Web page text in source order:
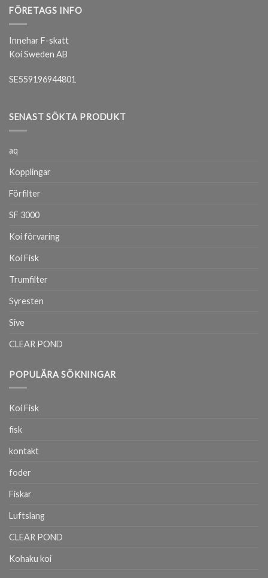
FÖRETAGS INFO
Innehar F-skatt
Koi Sweden AB
SE559196944801
SENAST SÖKTA PRODUKT
aq
Kopplingar
Förfilter
SF 3000
Koi förvaring
Koi Fisk
Trumfilter
Syresten
Sive
CLEAR POND
POPULÄRA SÖKNINGAR
Koi Fisk
fisk
kontakt
foder
Fiskar
Luftslang
CLEAR POND
Kohaku koi